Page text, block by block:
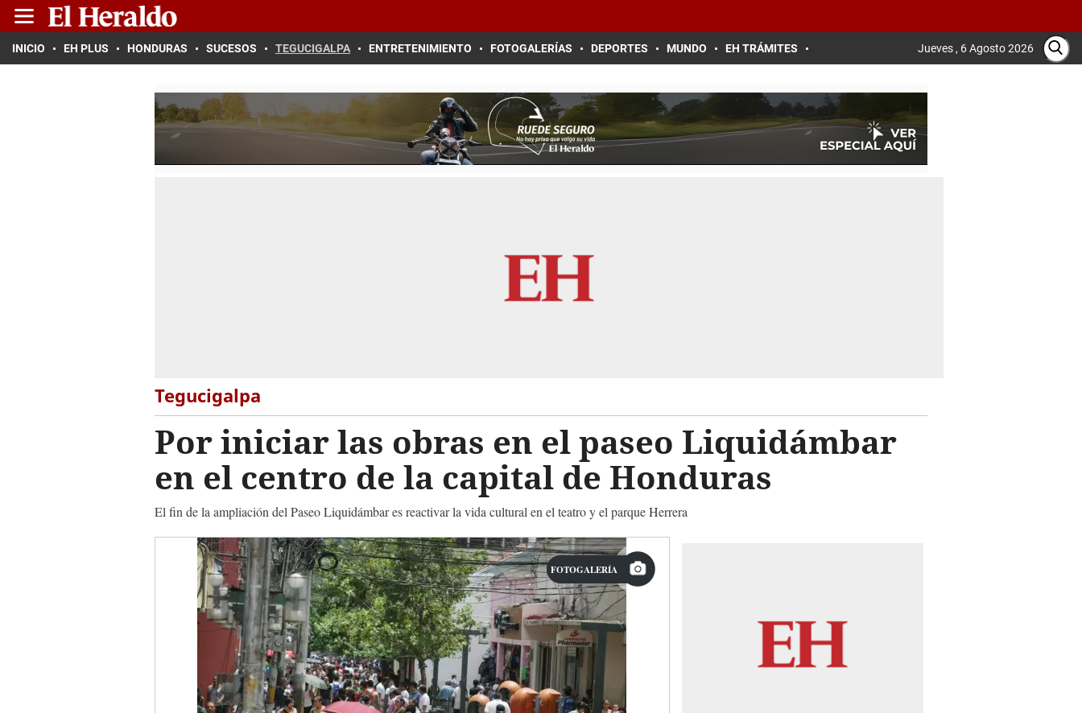
INICIO EH PLUS HONDURAS SUCESOS TEGUCIGALPA ENTRETENIMIENTO FOTOGALERÍAS DEPORTES MUNDO EH TRÁMITES Jueves , 6 Agosto 2026
Tegucigalpa
Por iniciar las obras en el paseo Liquidámbar
en el centro de la capital de Honduras
El fin de la ampliación del Paseo Liquidámbar es reactivar la vida cultural en el teatro y el parque Herrera
FOTOGALERÍA